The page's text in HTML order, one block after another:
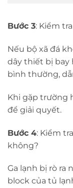
Bước 3: Kiểm
Nếu bộ xã đá
dây thiết bị bay
bình thường,
Khi gặp trường
để giải quyết.
Bước 4: Kiểm
không?
Ga lạnh bị rò ra
block của tủ